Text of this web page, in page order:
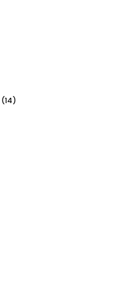
(14)